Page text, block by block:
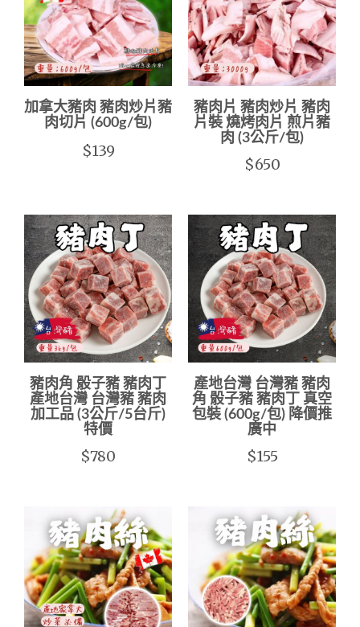
加拿大豬肉 豬肉炒片豬
肉切片 (600g/包)
$139
豬肉片 豬肉炒片 豬肉
片裝 燒烤肉片 煎片豬
肉 (3公斤/包)
$650
豬肉角 骰子豬 豬肉丁
產地台灣 台灣豬 豬肉
加工品 (3公斤/5台斤)
特價
$780
產地台灣 台灣豬 豬肉
角 骰子豬 豬肉丁 真空
包裝 (600g/包) 降價推
廣中
$155